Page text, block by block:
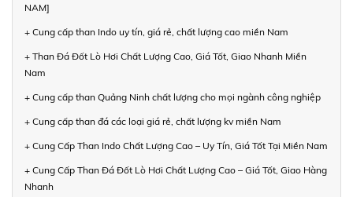
NAM]
+ Cung cấp than Indo uy tín, giá rẻ, chất lượng cao miền Nam
+ Than Đá Đốt Lò Hơi Chất Lượng Cao, Giá Tốt, Giao Nhanh Miền
Nam
+ Cung cấp than Quảng Ninh chất lượng cho mọi ngành công nghiệp
+ Cung cấp than đá các loại giá rẻ, chất lượng kv miền Nam
+ Cung Cấp Than Indo Chất Lượng Cao – Uy Tín, Giá Tốt Tại Miền Nam
+ Cung Cấp Than Đá Đốt Lò Hơi Chất Lượng Cao – Giá Tốt, Giao Hàng
Nhanh